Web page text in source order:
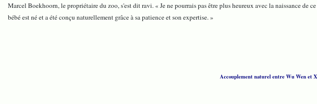
Marcel Boekhoorn, le propriétaire du zoo, s'est dit ravi. « Je ne pourrais pas être plus heureux avec la naissance
bébé est né et a été conçu naturellement grâce à sa patience et son expertise. »
Accouplement naturel entre Wu Wen et